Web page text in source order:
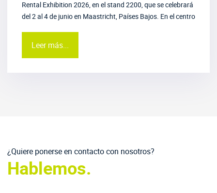
Rental Exhibition 2026, en el stand 2200, que se celebrará
del 2 al 4 de junio en Maastricht, Países Bajos. En el centro
Leer más...
¿Quiere ponerse en contacto con nosotros?
Hablemos.